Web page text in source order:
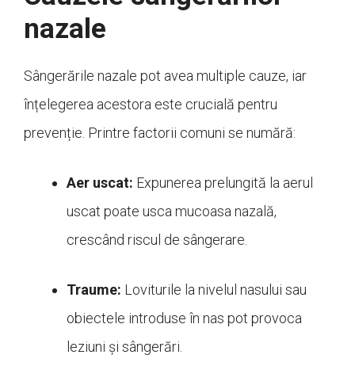
nazale
Sângerările nazale pot avea multiple cauze, iar
înțelegerea acestora este crucială pentru
prevenție. Printre factorii comuni se numără:
Aer uscat: Expunerea prelungită la aerul
uscat poate usca mucoasa nazală,
crescând riscul de sângerare.
Traume: Loviturile la nivelul nasului sau
obiectele introduse în nas pot provoca
leziuni și sângerări.